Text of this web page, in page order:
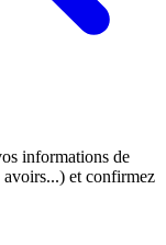
informations de
et confirmez